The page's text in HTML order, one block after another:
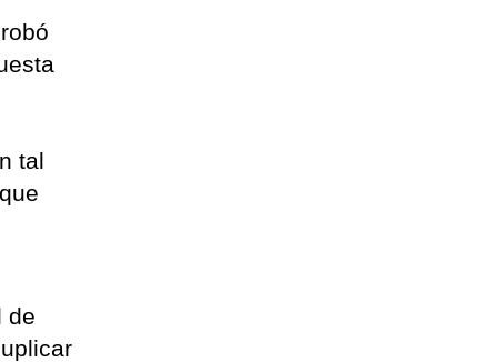
tal
de